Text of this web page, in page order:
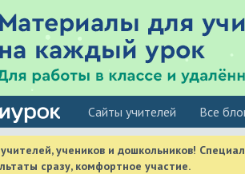
Cайты учителей Все
учеников и дошкольников!
сразу, комфортное участие.